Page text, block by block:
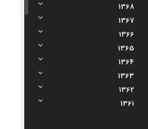
1368
1367
1366
1365
1364
1363
1362
1361